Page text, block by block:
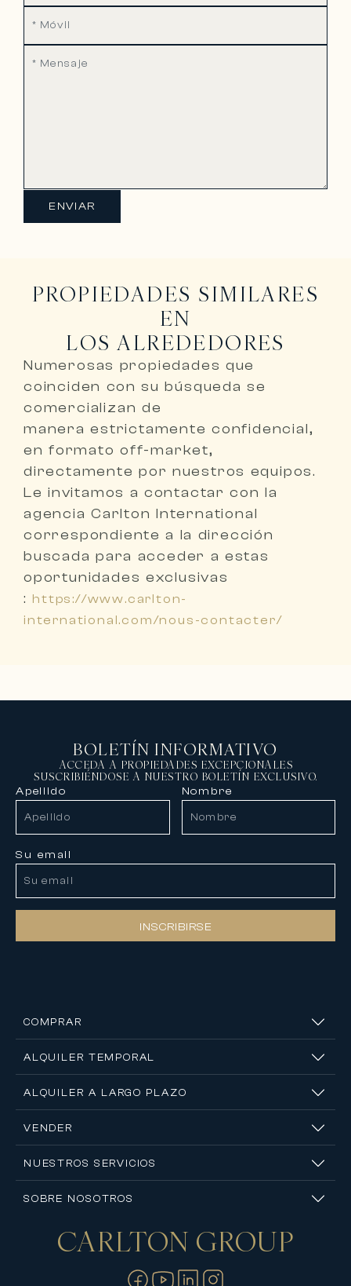
ENVIAR
PROPIEDADES SIMILARES
EN
LOS ALREDEDORES
Numerosas propiedades que
coinciden con su búsqueda se
comercializan de
maneraestrictamente confidencial,
en formato off-market,
directamente por nuestros equipos.
Le invitamos a contactar con la
agencia Carlton International
correspondiente a la dirección
buscada para acceder a estas
oportunidades exclusivas
: https://www.carlton-
international.com/nous-contacter/
BOLETÍN INFORMATIVO
ACCEDA A PROPIEDADES EXCEPCIONALES
SUSCRIBIÉNDOSE A NUESTRO BOLETÍN EXCLUSIVO.
Apellido Nombre
Su email
INSCRIBIRSE
COMPRAR
ALQUILER TEMPORAL
ALQUILER A LARGO PLAZO
VENDER
NUESTROS SERVICIOS
SOBRE NOSOTROS
Contáctanos
CARLTON GROUP